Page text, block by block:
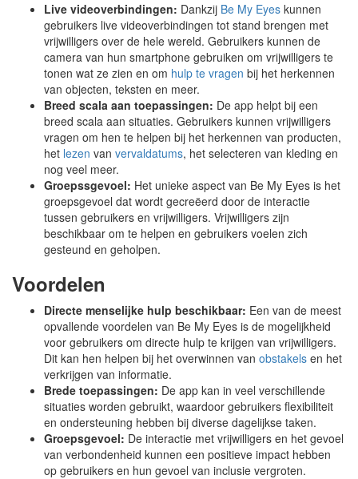
Live videoverbindingen: Dankzij Be My Eyes kunnen
gebruikers live videoverbindingen tot stand brengen met
vrijwilligers over de hele wereld. Gebruikers kunnen de
camera van hun smartphone gebruiken om vrijwilligers te
tonen wat ze zien en om hulp te vragen bij het herkennen
van objecten, teksten en meer.
Breed scala aan toepassingen: De app helpt bij een
breed scala aan situaties. Gebruikers kunnen vrijwilligers
vragen om hen te helpen bij het herkennen van producten,
het lezen van vervaldatums, het selecteren van kleding en
nog veel meer.
Groepssgevoel: Het unieke aspect van Be My Eyes is het
groepsgevoel dat wordt gecreëerd door de interactie
tussen gebruikers en vrijwilligers. Vrijwilligers zijn
beschikbaar om te helpen en gebruikers voelen zich
gesteund en geholpen.
Voordelen
Directe menselijke hulp beschikbaar: Een van de meest
opvallende voordelen van Be My Eyes is de mogelijkheid
voor gebruikers om directe hulp te krijgen van vrijwilligers.
Dit kan hen helpen bij het overwinnen van obstakels en het
verkrijgen van informatie.
Brede toepassingen: De app kan in veel verschillende
situaties worden gebruikt, waardoor gebruikers flexibiliteit
en ondersteuning hebben bij diverse dagelijkse taken.
Groepsgevoel: De interactie met vrijwilligers en het gevoel
van verbondenheid kunnen een positieve impact hebben
op gebruikers en hun gevoel van inclusie vergroten.